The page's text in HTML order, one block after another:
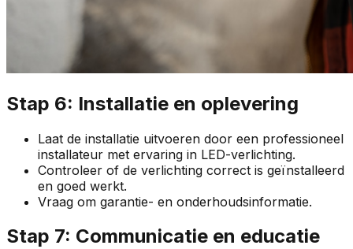
Stap 6: Installatie en oplevering
Laat de installatie uitvoeren door een professioneel
installateur met ervaring in LED-verlichting.
Controleer of de verlichting correct is geïnstalleerd
en goed werkt.
Vraag om garantie- en onderhoudsinformatie.
Stap 7: Communicatie en educatie